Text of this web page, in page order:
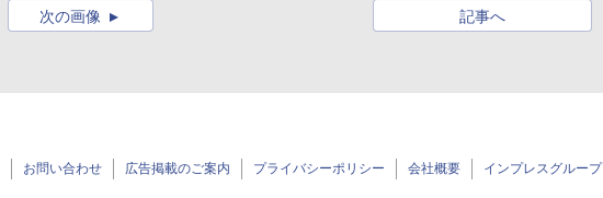
記事へ
次の画像
お問い合わせ 広告掲載のご案内 プライバシーポリシー 会社概要 インプレスグループ